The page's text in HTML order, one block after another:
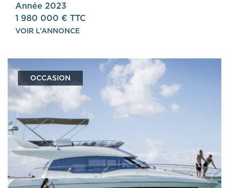
Année 2023
1 980 000 € TTC
VOIR L’ANNONCE
OCCASION